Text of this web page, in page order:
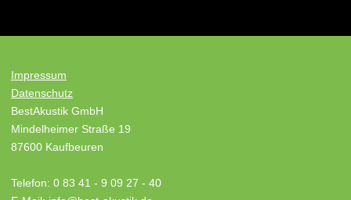
Impressum
Datenschutz
BestAkustik GmbH
Mindelheimer Straße 19
87600 Kaufbeuren
Telefon: 0 83 41 - 9 09 27 - 40